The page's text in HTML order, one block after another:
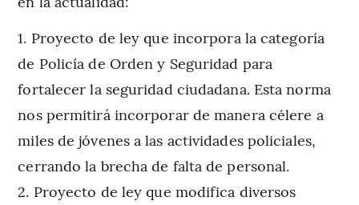
Proyecto de ley que incorpora la categoría
de Policía de Orden y Seguridad para
fortalecer la seguridad ciudadana. Esta norma
nos permitirá incorporar de manera célere a
miles de jóvenes a las actividades policiales,
cerrando la brecha de falta de personal.
Proyecto de ley que modifica diversos